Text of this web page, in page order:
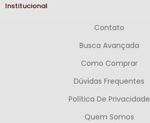
Institucional
Contato
Busca Avançada
Como Comprar
Dúvidas Frequentes
Política De Privacidade
Quem Somos